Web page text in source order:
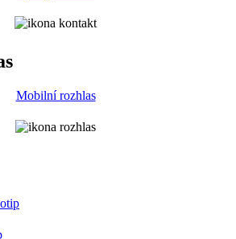
Mobilní rozhlas